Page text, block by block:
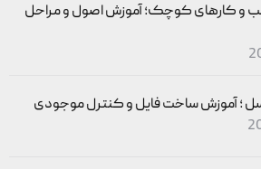
و کارهای کوچک؛ آموزش اصول و مراحل
؛ آموزش ساخت فایل و کنترل موجودی